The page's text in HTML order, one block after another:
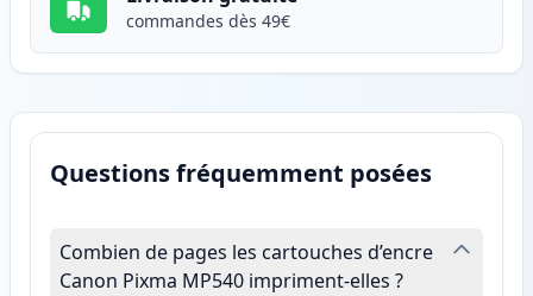
commandes dès 49€
Questions fréquemment posées
Combien de pages les cartouches d’encre
Canon Pixma MP540 impriment-elles ?